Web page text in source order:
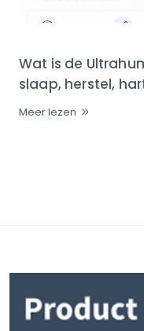
Wat is de
slaap, herstel,
Meer lezen